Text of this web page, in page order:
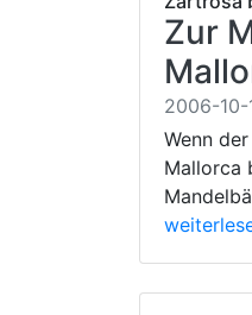
Zur
2006-10-
Wenn
Mallorca